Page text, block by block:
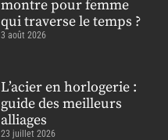
montre pour femme
qui traverse le temps ?
3 août 2026
L’acier en horlogerie :
guide des meilleurs
alliages
23 juillet 2026